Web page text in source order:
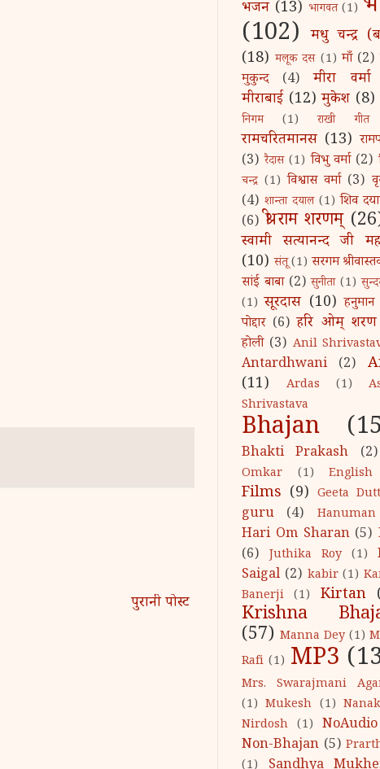
पुरानी पोस्ट
भजन (13) भागवत (1)
(102) मधु चन्द्र
(18) मलूक दस (1) माँ (2)
मुकुन्द
(4) मीरा वर्मा
मीराबाई (12) मुकेश (8)
निगम
(1) राखी गीत
रामचरितमानस (13)
(3) रैदास (1) विभु वर्मा (2)
चन्द्र (1) विश्वास वर्मा (3)
(4) शान्ता दयाल (1) शिव
(6) श्री राम शरणम्‌
स्वामी सत्यानन्द जी
(10) संतू (1) सरगम
सांई बाबा (2) सुनीता (1)
(1) सूरदास (10) हनुमान
पोद्दार (6) हरि ओम्‌ शरण
होली (3) Anil
Antardhwani (2)
(11)
Ardas (1)
Shrivastava
Bhajan
Bhakti Prakash (2)
Omkar
(1) English
Films (9) Geeta Dutt
guru (4) Hanuman
Hari Om Sharan (5)
(6) Juthika Roy (1)
Saigal (2) kabir (1)
Banerji (1) Kirtan
Krishna
(57) Manna Dey (1)
Rafi (1) MP3
Mrs. Swarajmani
(1) Mukesh (1) Nanak
Nirdosh (1) NoAudio
Non-Bhajan (5)